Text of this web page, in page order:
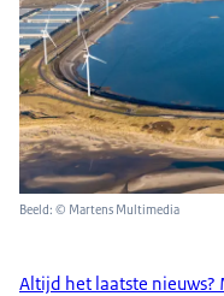
Beeld: © Martens Multimedia
Altijd het laatste nieuws?